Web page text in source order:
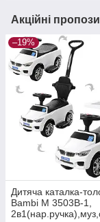
Акційні
–19%
Дитяча каталка-
Bambi M 3503B-1,